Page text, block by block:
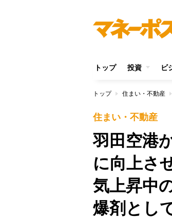
トップ 投資 ビ
トップ 住まい・不動産
住まい・不動産
羽田空港
に向上さ
気上昇中
爆剤とし